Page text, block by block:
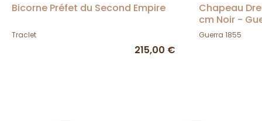
Bicorne Préfet du Second Empire
Traclet
215,00 €
Chapeau
cm Noir -
Guerra 1855